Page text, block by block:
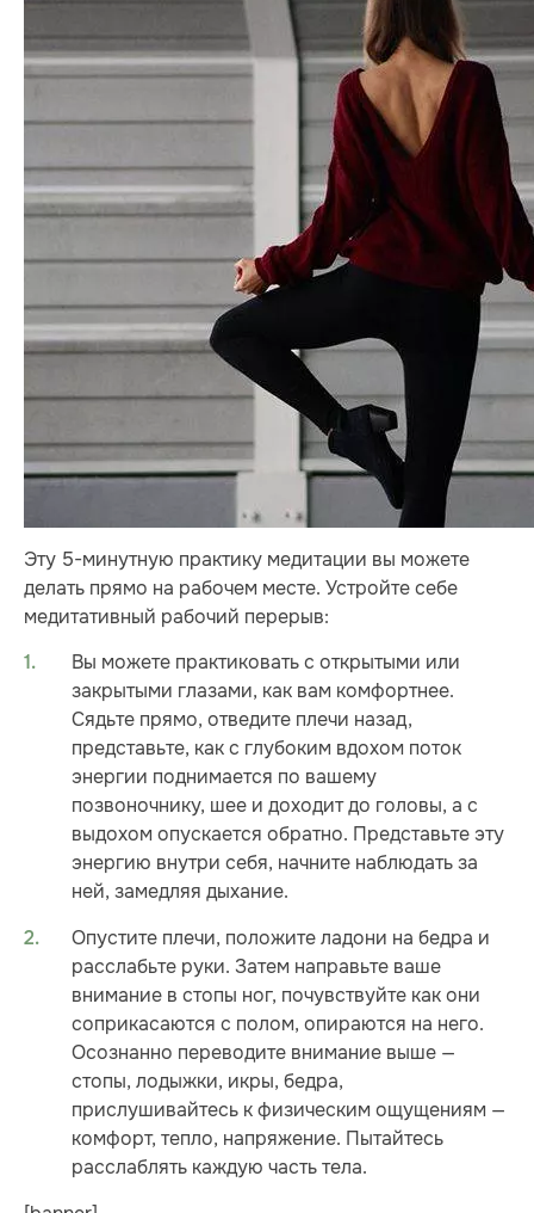
Эту 5-минутную практику медитации вы можете
делать прямо на рабочем месте. Устройте себе
медитативный рабочий перерыв:
Вы можете практиковать с открытыми или
закрытыми глазами, как вам комфортнее.
Сядьте прямо, отведите плечи назад,
представьте, как с глубоким вдохом поток
энергии поднимается по вашему
позвоночнику, шее и доходит до головы, а с
выдохом опускается обратно. Представьте эту
энергию внутри себя, начните наблюдать за
ней, замедляя дыхание.
Опустите плечи, положите ладони на бедра и
расслабьте руки. Затем направьте ваше
внимание в стопы ног, почувствуйте как они
соприкасаются с полом, опираются на него.
Осознанно переводите внимание выше —
стопы, лодыжки, икры, бедра,
прислушивайтесь к физическим ощущениям —
комфорт, тепло, напряжение. Пытайтесь
расслаблять каждую часть тела.